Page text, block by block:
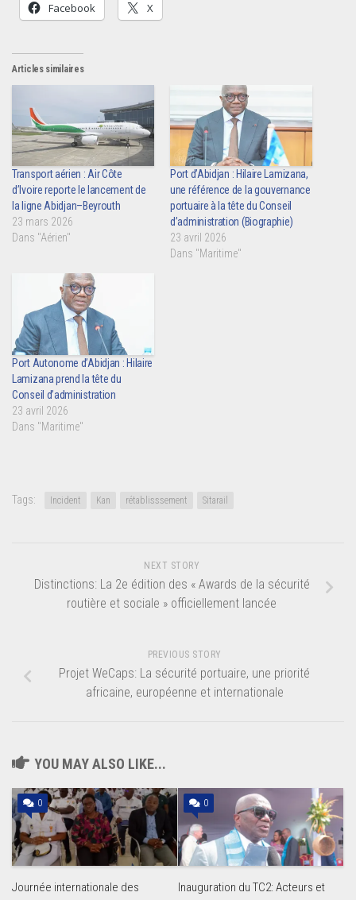
Facebook X
Articles similaires
Transport aérien : Air Côte
d’Ivoire reporte le lancement de
la ligne Abidjan–Beyrouth
23 mars 2026
Dans "Aérien"
Port d’Abidjan : Hilaire Lamizana,
une référence de la gouvernance
portuaire à la tête du Conseil
d’administration (Biographie)
23 avril 2026
Dans "Maritime"
Port Autonome d’Abidjan : Hilaire
Lamizana prend la tête du
Conseil d’administration
23 avril 2026
Dans "Maritime"
Tags: Incident Kan rétablisssement Sitarail
NEXT STORY
Distinctions: La 2e édition des « Awards de la sécurité
routière et sociale » officiellement lancée
PREVIOUS STORY
Projet WeCaps: La sécurité portuaire, une priorité
africaine, européenne et internationale
YOU MAY ALSO LIKE...
0
Journée internationale des
0
Inauguration du TC2: Acteurs et